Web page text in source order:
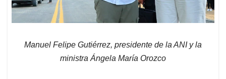
Manuel Felipe Gutiérrez, presidente de la ANI y la
ministra Ángela María Orozco